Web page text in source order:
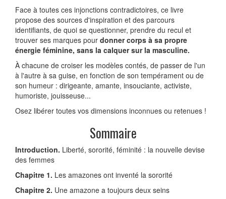
Face à toutes ces injonctions contradictoires, ce livre
propose des sources d'inspiration et des parcours
identifiants, de quoi se ques­tionner, prendre du recul et
trouver ses marques pour donner corps à sa propre
énergie féminine, sans la calquer sur la masculine.
À chacune de croiser les modèles contés, de passer de l'un
à l'autre à sa guise, en fonction de son tempérament ou de
son humeur : diri­geante, amante, insouciante, activiste,
humoriste, jouisseuse...
Osez libérer toutes vos dimensions inconnues ou retenues !
Sommaire
Introduction. Liberté, sororité, féminité : la nouvelle devise
des femmes
Chapitre 1. Les amazones ont inventé la sororité
Chapitre 2. Une amazone a toujours deux seins